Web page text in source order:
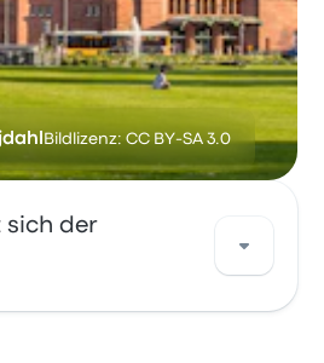
Bildlizenz: CC BY-SA 3.0
sich der